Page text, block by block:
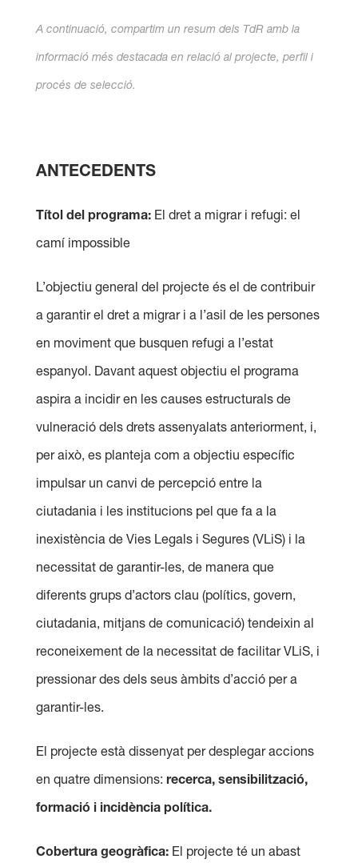
A continuació, compartim un resum dels TdR amb la
informació més destacada en relació al projecte, perfil i
procés de selecció.
ANTECEDENTS
Títol del programa:El dret a migrar i refugi: el
camí impossible
L’objectiu general del projecte és el de contribuir
a garantir el dret a migrar i a l’asil de les persones
en moviment que busquen refugi a l’estat
espanyol. Davant aquest objectiu el programa
aspira a incidir en les causes estructurals de
vulneració dels drets assenyalats anteriorment, i,
per això, es planteja com a objectiu específic
impulsar un canvi de percepció entre la
ciutadania i les institucions pel que fa a la
inexistència de Vies Legals i Segures (VLiS) i la
necessitat de garantir-les, de manera que
diferents grups d’actors clau (polítics, govern,
ciutadania, mitjans de comunicació) tendeixin al
reconeixement de la necessitat de facilitar VLiS, i
pressionar des dels seus àmbits d’acció per a
garantir-les.
El projecte està dissenyat per desplegar accions
en quatre dimensions: recerca, sensibilització,
formació i incidència política.
Cobertura geogràfica:El projecte té un abast